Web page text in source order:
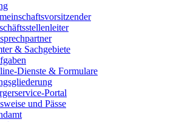
& Sachgebiete
Dienste & Formulare
Portal
und Pässe